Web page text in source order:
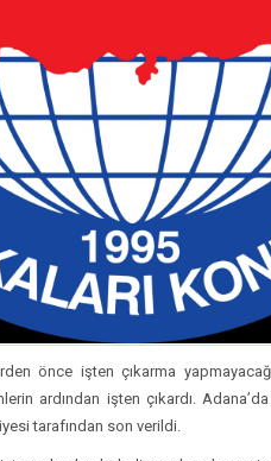
önce işten çıkarma
ardından işten çıkardı.
tarafından son verildi.